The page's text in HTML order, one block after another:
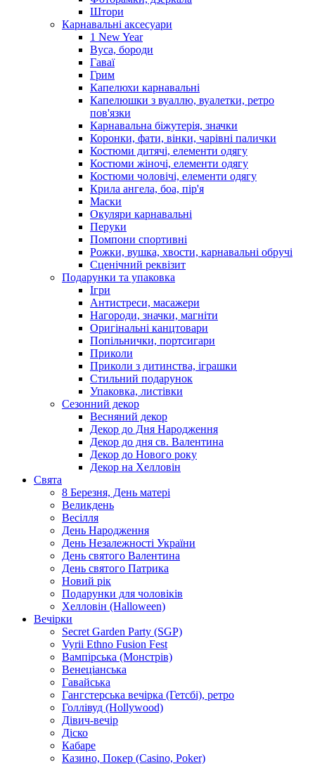
Штори
Карнавальні аксесуари
1 New Year
Вуса, бороди
Гаваї
Грим
Капелюхи карнавальні
Капелюшки з вуаллю, вуалетки, ретро
пов'язки
Карнавальна біжутерія, значки
Коронки, фати, вінки, чарівні палички
Костюми дитячі, елементи одягу
Костюми жіночі, елементи одягу
Костюми чоловічі, елементи одягу
Крила ангела, боа, пір'я
Маски
Окуляри карнавальні
Перуки
Помпони спортивні
Рожки, вушка, хвости, карнавальні обручі
Сценічний реквізит
Подарунки та упаковка
Ігри
Антистреси, масажери
Нагороди, значки, магніти
Оригінальні канцтовари
Попільнички, портсигари
Приколи
Приколи з дитинства, іграшки
Стильний подарунок
Упаковка, листівки
Сезонний декор
Весняний декор
Декор до Дня Народження
Декор до дня св. Валентина
Декор до Нового року
Декор на Хелловін
Свята
8 Березня, День матері
Великдень
Весілля
День Народження
День Незалежності України
День святого Валентина
День святого Патрика
Новий рік
Подарунки для чоловіків
Хелловін (Halloween)
Вечірки
Secret Garden Party (SGP)
Vyrii Ethno Fusion Fest
Вампірська (Монстрів)
Венеціанська
Гавайська
Гангстерська вечірка (Гетсбі), ретро
Голлівуд (Hollywood)
Дівич-вечір
Діско
Кабаре
Казино, Покер (Casino, Poker)